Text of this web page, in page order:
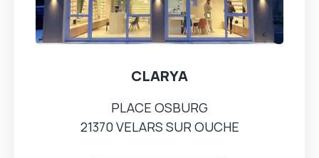
CLARYA
PLACE OSBURG
21370 VELARS SUR OUCHE